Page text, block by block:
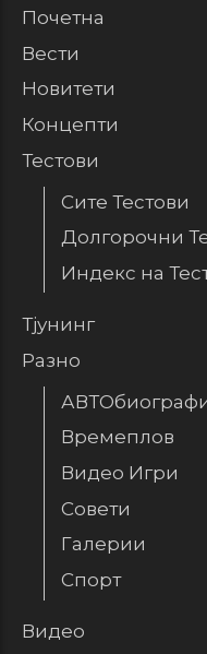
Почетна
Вести
Новитети
Концепти
Тестови
Сите Тестови
Долгорочни
Индекс на
Тјунинг
Разно
Времеплов
Видео Игри
Совети
Галерии
Спорт
Видео